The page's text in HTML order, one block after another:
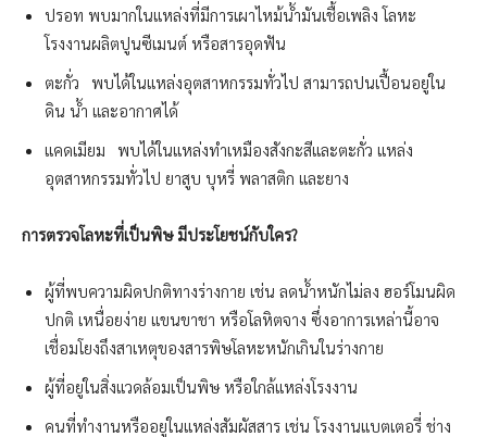
ปรอท พบมากในแหล่งที่มีการเผาไหม้น้ำมันเชื้อเพลิง โลหะ
โรงงานผลิตปูนซีเมนต์ หรือสารอุดฟัน
ตะกั่ว
พบได้ในแหล่งอุตสาหกรรมทั่วไป สามารถปนเปื้อนอยู่ใน
ดิน น้ำ และอากาศได้
แคดเมียม
พบได้ในแหล่งทำเหมืองสังกะสีและตะกั่ว แหล่ง
อุตสาหกรรมทั่วไป ยาสูบ บุหรี่ พลาสติก และยาง
การตรวจโลหะที่เป็นพิษ มีประโยชน์กับใคร?
ผู้ที่พบความผิดปกติทางร่างกาย เช่น ลดน้ำหนักไม่ลง ฮอร์โมนผิด
ปกติ เหนื่อยง่าย แขนขาชา หรือโลหิตจาง ซึ่งอาการเหล่านี้อาจ
เชื่อมโยงถึงสาเหตุของสารพิษโลหะหนักเกินในร่างกาย
ผู้ที่อยู่ในสิ่งแวดล้อมเป็นพิษ หรือใกล้แหล่งโรงงาน
คนที่ทำงานหรืออยู่ในแหล่งสัมผัสสาร เช่น โรงงานแบตเตอรี่ ช่าง